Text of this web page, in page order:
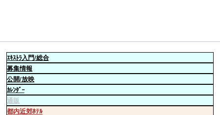
ｴｷｽﾄﾗ入門/総合
募集情報
公開/放映
ｶﾚﾝﾀﾞｰ
通販
都内近郊ﾎﾃﾙ